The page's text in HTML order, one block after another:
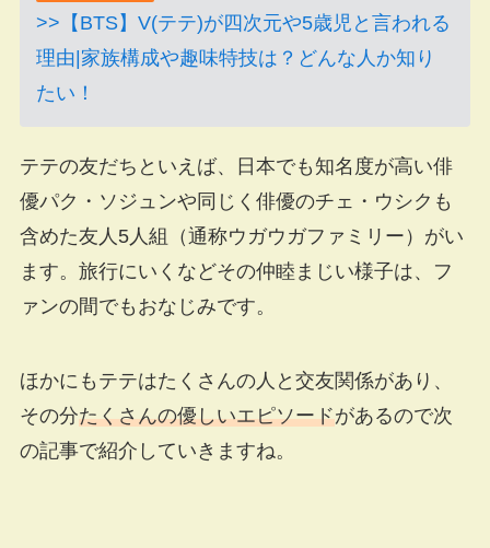
>>【BTS】V(テテ)が四次元や5歳児と言われる
理由|家族構成や趣味特技は？どんな人か知り
たい！
テテの友だちといえば、日本でも知名度が高い俳
優パク・ソジュンや同じく俳優のチェ・ウシクも
含めた友人5人組（通称ウガウガファミリー）がい
ます。旅行にいくなどその仲睦まじい様子は、フ
ァンの間でもおなじみです。
ほかにもテテはたくさんの人と交友関係があり、
その分たくさんの優しいエピソードがあるので次
の記事で紹介していきますね。